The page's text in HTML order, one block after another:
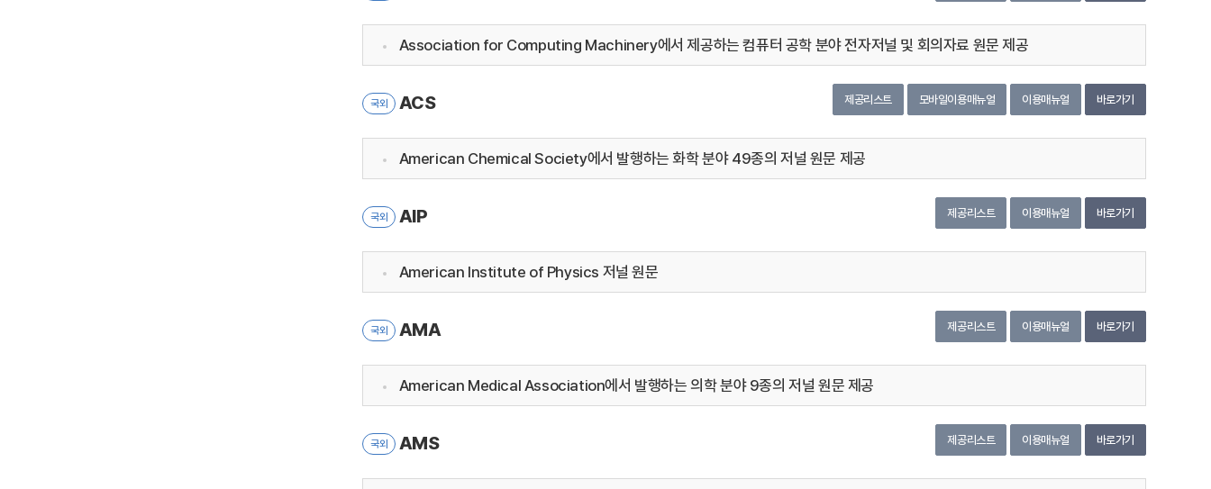
Association for Computing Machinery에서 제공하는 컴퓨터 공학 분야 전자저널 및 회의자료 원문 제공
국외 ACS 제공리스트 모바일이용매뉴얼 이용매뉴얼 바로가기
American Chemical Society에서 발행하는 화학 분야 49종의 저널 원문 제공
국외 AIP 제공리스트 이용매뉴얼 바로가기
American Institute of Physics 저널 원문
국외 AMA 제공리스트 이용매뉴얼 바로가기
American Medical Association에서 발행하는 의학 분야 9종의 저널 원문 제공
국외 AMS 제공리스트 이용매뉴얼 바로가기